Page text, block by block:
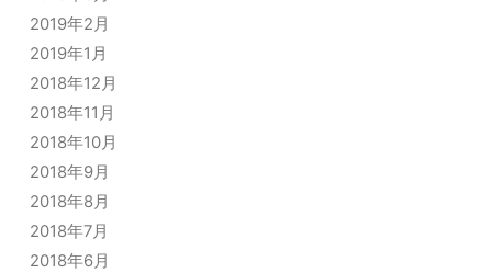
2019年2月
2019年1月
2018年12月
2018年11月
2018年10月
2018年9月
2018年8月
2018年7月
2018年6月